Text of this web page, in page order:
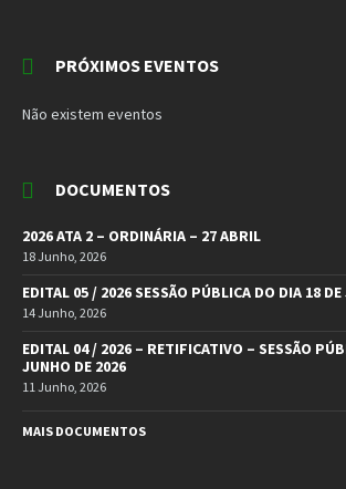
PRÓXIMOS EVENTOS
Não existem eventos
DOCUMENTOS
2026 ATA 2 – ORDINÁRIA – 27 ABRIL
18 Junho, 2026
EDITAL 05 / 2026 SESSÃO PÚBLICA DO DIA 18
14 Junho, 2026
EDITAL 04 / 2026 – RETIFICATIVO – SESSÃO
JUNHO DE 2026
11 Junho, 2026
MAIS DOCUMENTOS